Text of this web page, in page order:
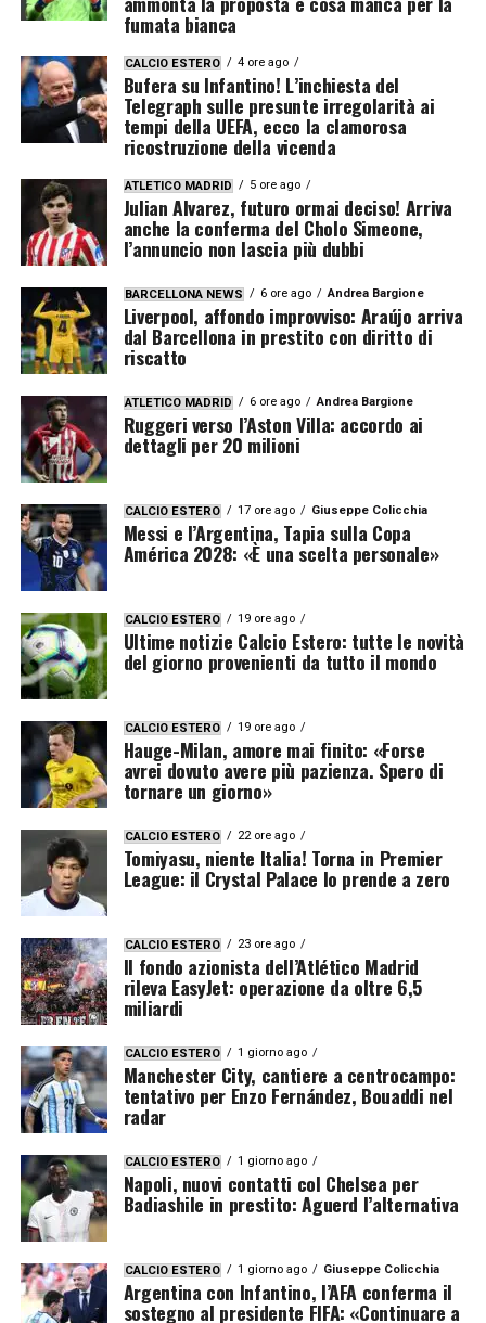
fumata bianca
CALCIO ESTERO 4 ore ago
Bufera su Infantino! L’inchiesta del
Telegraph sulle presunte irregolarità ai
tempi della UEFA, ecco la clamorosa
ricostruzione della vicenda
ATLETICO MADRID 5 ore ago
Julian Alvarez, futuro ormai deciso! Arriva
anche la conferma del Cholo Simeone,
l’annuncio non lascia più dubbi
BARCELLONA NEWS 6 ore ago Andrea Bargione
Liverpool, affondo improvviso: Araújo arriva
dal Barcellona in prestito con diritto di
riscatto
ATLETICO MADRID 6 ore ago Andrea Bargione
Ruggeri verso l’Aston Villa: accordo ai
dettagli per 20 milioni
CALCIO ESTERO 17 ore ago Giuseppe Colicchia
Messi e l’Argentina, Tapia sulla Copa
América 2028: «È una scelta personale»
CALCIO ESTERO 19 ore ago
Ultime notizie Calcio Estero: tutte le novità
del giorno provenienti da tutto il mondo
CALCIO ESTERO 19 ore ago
Hauge-Milan, amore mai finito: «Forse
avrei dovuto avere più pazienza. Spero di
tornare un giorno»
CALCIO ESTERO 22 ore ago
Tomiyasu, niente Italia! Torna in Premier
League: il Crystal Palace lo prende a zero
CALCIO ESTERO 23 ore ago
Il fondo azionista dell’Atlético Madrid
rileva EasyJet: operazione da oltre 6,5
miliardi
CALCIO ESTERO 1 giorno ago
Manchester City, cantiere a centrocampo:
tentativo per Enzo Fernández, Bouaddi nel
radar
CALCIO ESTERO 1 giorno ago
Napoli, nuovi contatti col Chelsea per
Badiashile in prestito: Aguerd l’alternativa
CALCIO ESTERO 1 giorno ago Giuseppe Colicchia
Argentina con Infantino, l’AFA conferma il
sostegno al presidente FIFA: «Continuare a